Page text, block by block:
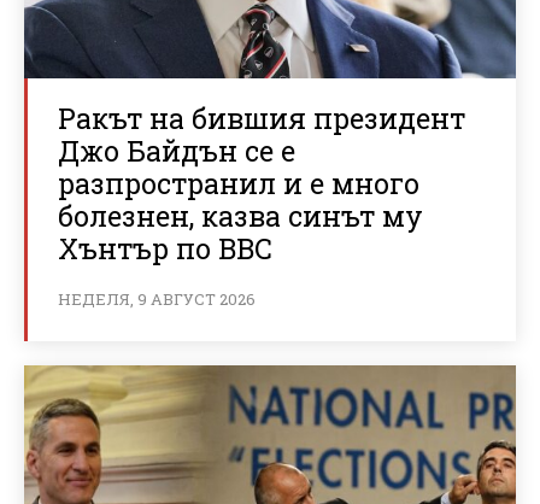
Ракът на бившия президент
Джо Байдън се е
разпространил и е много
болезнен, казва синът му
Хънтър по BBC
НЕДЕЛЯ, 9 АВГУСТ 2026